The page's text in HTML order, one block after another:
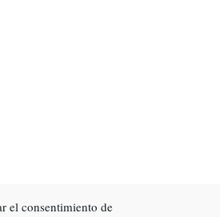
el consentimiento de